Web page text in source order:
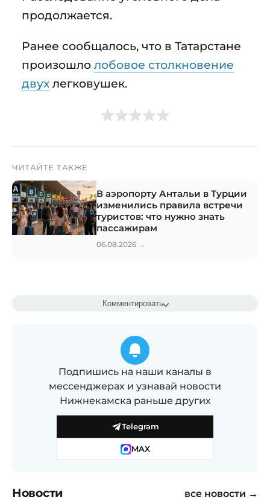
продолжается.
Ранее сообщалось, что в Татарстане
произошло лобовое столкновение
двух легковушек.
ЧИТАЙТЕ ТАКЖЕ
В аэропорту Антальи в Турции
изменились правила встречи
туристов: что нужно знать
пассажирам
06.08.2026 →
Комментировать
Подпишись на наши каналы в
мессенджерах и узнавай новости
Нижнекамска раньше других
Telegram
MAX
Новости все новости →